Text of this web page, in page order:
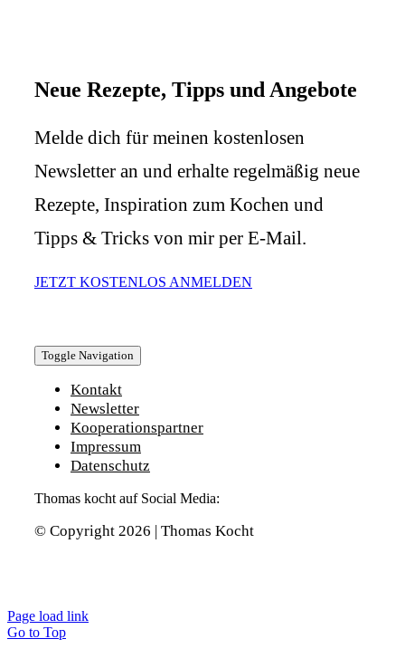
Neue Rezepte, Tipps und Angebote
Melde dich für meinen kostenlosen
Newsletter an und erhalte regelmäßig neue
Rezepte, Inspiration zum Kochen und
Tipps & Tricks von mir per E-Mail.
JETZT KOSTENLOS ANMELDEN
Toggle Navigation
Kontakt
Newsletter
Kooperationspartner
Impressum
Datenschutz
Thomas kocht auf Social Media:
© Copyright 2026 | Thomas Kocht
Page load link
Go to Top